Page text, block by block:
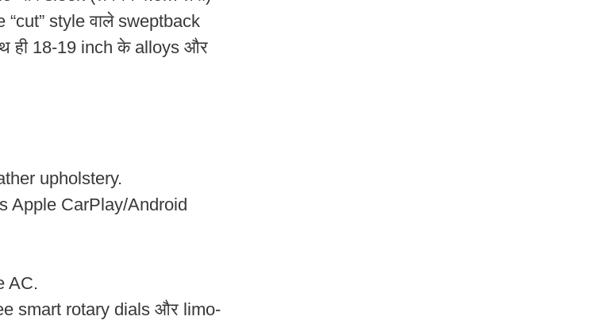
style वाले sweptback
ही 18-19 inch के alloys और
upholstery.
Apple CarPlay/Android
AC.
smart rotary dials और limo-